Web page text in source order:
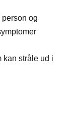
og
kan stråle ud i